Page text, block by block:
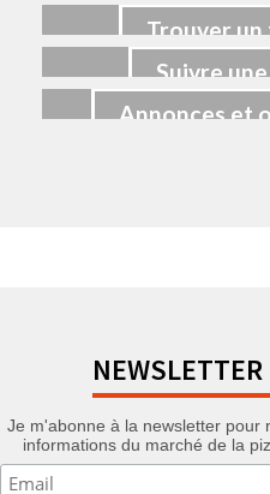
Trouver
Suivre
Annonces et
Je m'abonne à la newsletter pour
informations du marché de la